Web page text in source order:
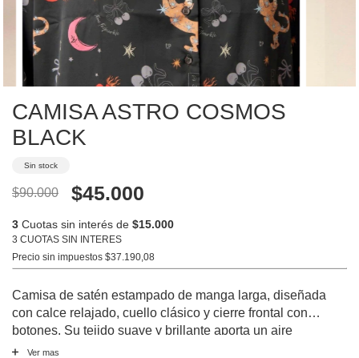
CAMISA ASTRO COSMOS
BLACK
Sin stock
$90.000 $45.000
3 Cuotas sin interés de $15.000
3 CUOTAS SIN INTERES
Precio sin impuestos $37.190,08
Camisa de satén estampado de manga larga, diseñada
con calce relajado, cuello clásico y cierre frontal con
botones. Su tejido suave y brillante aporta un aire
sofisticado, ideal para un look elegante incluso puertas
Ver mas